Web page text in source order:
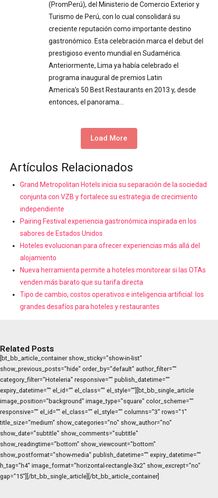
(PromPerú), del Ministerio de Comercio Exterior y
Turismo de Perú, con lo cual consolidará su
creciente reputación como importante destino
gastronómico. Esta celebración marca el debut del
prestigioso evento mundial en Sudamérica.
Anteriormente, Lima ya había celebrado el
programa inaugural de premios Latin
America’s 50 Best Restaurants en 2013 y, desde
entonces, el panorama…
Load More
Artículos Relacionados
Grand Metropolitan Hotels inicia su separación de la sociedad
conjunta con VZB y fortalece su estrategia de crecimiento
independiente
Pairing Festival:experiencia gastronómica inspirada en los
sabores de Estados Unidos
Hoteles evolucionan para ofrecer experiencias más allá del
alojamiento
Nueva herramienta permite a hoteles monitorear si las OTAs
venden más barato que su tarifa directa
Tipo de cambio, costos operativos e inteligencia artificial: los
grandes desafíos para hoteles y restaurantes
Related Posts
[bt_bb_article_container show_sticky="show-in-list"
show_previous_posts="hide" order_by="default" author_filter=""
category_filter="Hoteleria" responsive="" publish_datetime=""
expiry_datetime="" el_id="" el_class="" el_style=""][bt_bb_single_article
image_position="background" image_type="square" color_scheme=""
responsive="" el_id="" el_class="" el_style="" columns="3" rows="1"
title_size="medium" show_categories="no" show_author="no"
show_date="subtitle" show_comments="subtitle"
show_readingtime="bottom" show_viewcount="bottom"
show_postformat="show-media" publish_datetime="" expiry_datetime=""
h_tag="h4" image_format="horizontal-rectangle-3x2" show_excrept="no"
gap="15"][/bt_bb_single_article][/bt_bb_article_container]